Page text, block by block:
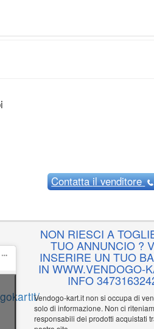
Contattail venditore
NON RIESCI A
TUO ANNUNCIO ?
INSERIRE UN TUO
IN WWW.VENDOGO-
INFO
Vendogo-kart.it non si occupa di
solo di informazione. Non ci
responsabili dei prodotti acquistati